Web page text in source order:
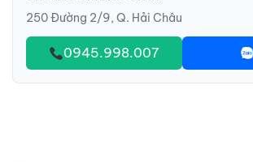
250 Đường 2/9, Q. Hải Châu
0945.998.007